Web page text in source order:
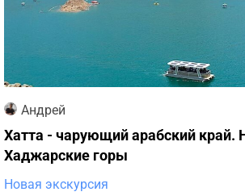
Андрей
Хатта - чарующий арабский край.
Хаджарские горы
Новая экскурсия